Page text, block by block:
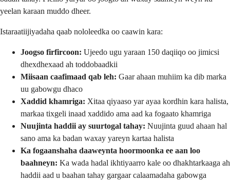
yeelan karaan muddo dheer.
Istaraatiijiyadaha qaab nololeedka oo caawin kara:
Joogso firfircoon: Ujeedo ugu yaraan 150 daqiiqo oo jimicsi
dhexdhexaad ah toddobaadkii
Miisaan caafimaad qab leh: Gaar ahaan muhiim ka dib marka
uu gabowgu dhaco
Xaddid khamriga: Xitaa qiyaaso yar ayaa kordhin kara halista,
markaa tixgeli inaad xaddido ama aad ka fogaato khamriga
Nuujinta haddii ay suurtogal tahay: Nuujinta guud ahaan hal
sano ama ka badan waxay yareyn kartaa halista
Ka fogaanshaha daaweynta hoormoonka ee aan loo
baahneyn: Ka wada hadal ikhtiyaarro kale oo dhakhtarkaaga ah
haddii aad u baahan tahay gargaar calaamadaha gabowga